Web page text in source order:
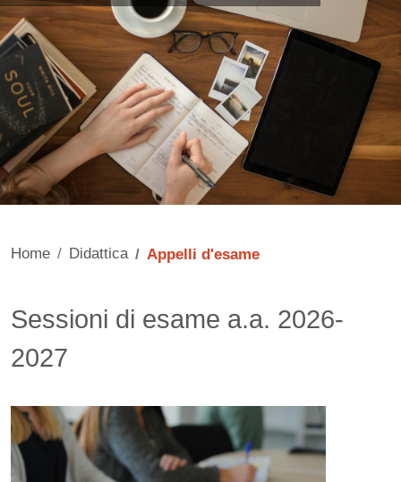
Home Didattica Appelli d'esame
Contenuto
Sessioni di esame a.a. 2026-
2027
Immagine